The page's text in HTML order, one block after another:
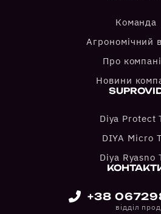
Команда
Агрономічний
Про
Новини
Diya Protect
DIYA Micro
Diya Ryasno
+38
відділ